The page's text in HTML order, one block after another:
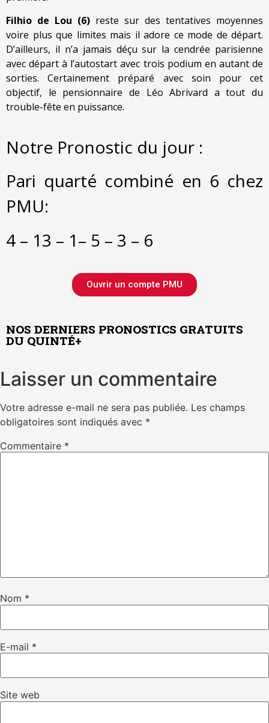
Filhio de Lou (6) reste sur des tentatives moyennes
voire plus que limites mais il adore ce mode de départ.
D’ailleurs, il n’a jamais déçu sur la cendrée parisienne
avec départ à l’autostart avec trois podium en autant de
sorties. Certainement préparé avec soin pour cet
objectif, le pensionnaire de Léo Abrivard a tout du
trouble-fête en puissance.
Notre Pronostic du jour :
Pari quarté combiné en 6 chez
PMU:
4 – 13 – 1– 5 – 3 – 6
Ouvrir un compte PMU
NOS DERNIERS PRONOSTICS GRATUITS
DU QUINTÉ+
Laisser un commentaire
Votre adresse e-mail ne sera pas publiée. Les champs
obligatoires sont indiqués avec *
Commentaire *
Nom *
E-mail *
Site web